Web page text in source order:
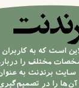
است که به
مختلف را
برندنت به
را در